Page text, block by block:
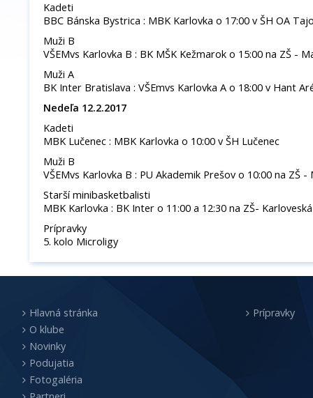
Kadeti
BBC Bánska Bystrica : MBK Karlovka o 17:00 v ŠH OA
Muži B
VŠEMvs Karlovka B : BK MŠK Kežmarok o 15:00 na ZŠ -
Muži A
BK Inter Bratislava : VŠEmvs Karlovka A o 18:00 v Hant
Nedeľa 12.2.2017
Kadeti
MBK Lučenec : MBK Karlovka o 10:00 v ŠH Lučenec
Muži B
VŠEMvs Karlovka B : PU Akademik Prešov o 10:00 na ZŠ
Starší minibasketbalisti
MBK Karlovka : BK Inter o 11:00 a 12:30 na ZŠ-
Prípravky
5. kolo Microligy
Hlavná stránka
O klube
Novinky
Podujatia
Fotogaléria
Prípravky